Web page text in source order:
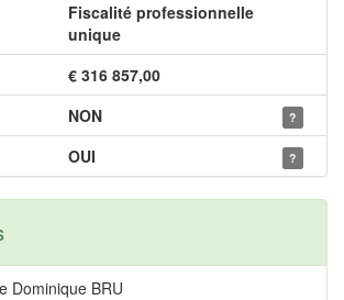
Fiscalité professionnelle
unique
€ 316 857,00
NON ?
OUI ?
Dominique BRU